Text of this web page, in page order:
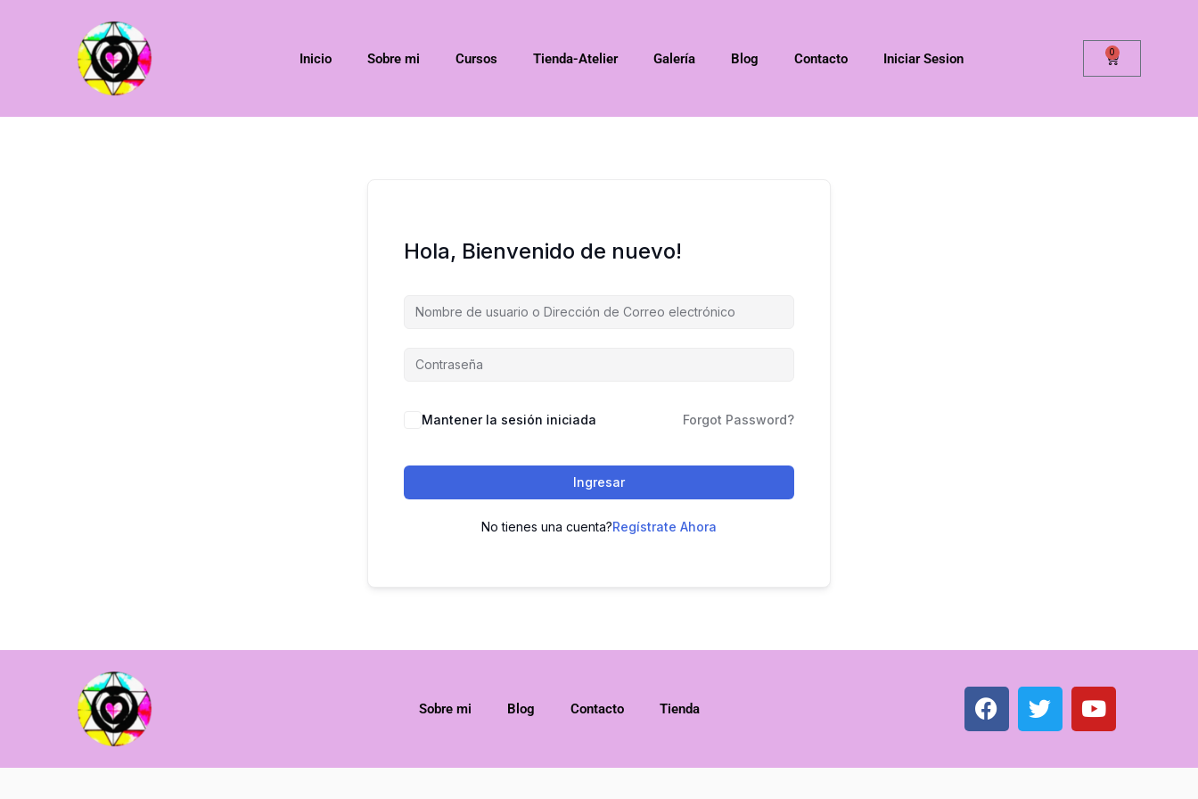
Inicio Sobre mi Cursos Tienda-Atelier Galería Blog Contacto Iniciar Sesion 0
Hola, Bienvenido de nuevo!
Mantener la sesión iniciada Forgot Password?
Ingresar
No tienes una cuenta?Regístrate Ahora
Sobre mi Blog Contacto Tienda